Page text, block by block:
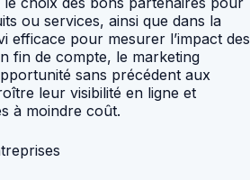
ou services, ainsi que dans la
efficace pour mesurer l’impact des
fin de compte, le marketing
sans précédent aux
leur visibilité en ligne et
à moindre coût.